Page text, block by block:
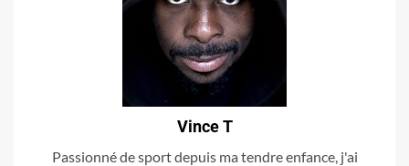
Vince T
Passionné de sport depuis ma tendre enfance, j'ai